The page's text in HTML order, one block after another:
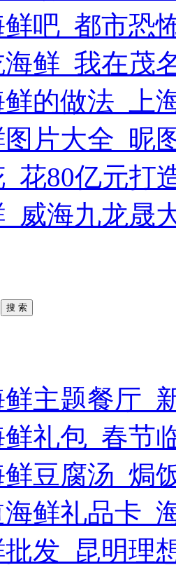
吧_都市恐
鲜_我在茂
的做法_上
片大全_昵
花80亿元打
威海九龙晟
搜 索
主题餐厅_
礼包_春节
豆腐汤_焗
鲜礼品卡_
发_昆明理